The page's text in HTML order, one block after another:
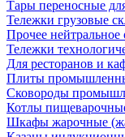
Тары переносные
Тележки грузовые
Прочее нейтральное
Тележки
Для ресторанов и
Плиты
Сковороды
Котлы
Шкафы жарочные